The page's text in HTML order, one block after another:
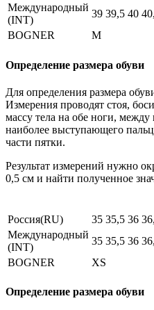
Международный
(INT)
39 39,5 40
BOGNER
M
Определение размера обуви
Для определения размера
Измерения проводят стоя,
массу тела на обе ноги,
наиболее выступающего
части пятки.
Результат измерений нужно
0,5 см и найти полученное
Россия(RU) 35 35,5 36
Международный
(INT)
35 35,5 36
BOGNER
XS
Определение размера обуви